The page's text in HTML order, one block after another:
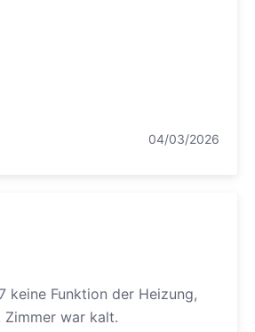
04/03/2026
keine Funktion der Heizung,
war kalt.